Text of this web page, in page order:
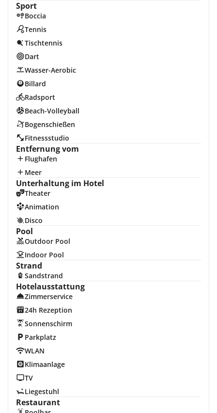
Sport
Boccia
Tennis
Tischtennis
Dart
Wasser-Aerobic
Billard
Radsport
Beach-Volleyball
Bogenschießen
Fitnessstudio
Entfernung vom
Flughafen
Meer
Unterhaltung im Hotel
Theater
Animation
Disco
Pool
Outdoor Pool
Indoor Pool
Strand
Sandstrand
Hotelausstattung
Zimmerservice
24h Rezeption
Sonnenschirm
Parkplatz
WLAN
Klimaanlage
TV
Liegestuhl
Restaurant